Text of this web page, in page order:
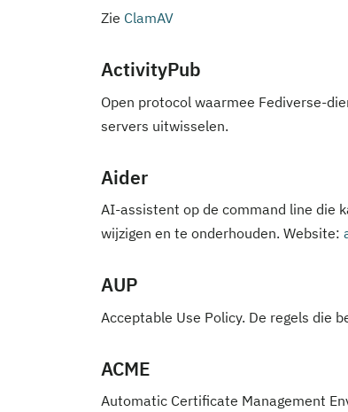
Zie ClamAV
ActivityPub
Open protocol waarmee Fediverse-
servers uitwisselen.
Aider
AI-assistent op de command line die
wijzigen en te onderhouden. Website:
AUP
Acceptable Use Policy. De regels die
ACME
Automatic Certificate Management